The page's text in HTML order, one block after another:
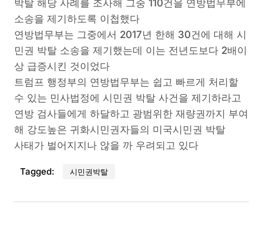
박탈 해당 사례를 조사해 그중 110건을 연방법무부에
소송을 제기하도록 이첩했다
연방법무부는 그중에서 2017년 한해 30건에 대해 시
민권 박탈 소송을 제기했는데 이는 전년도보다 2배이
상 급증시킨 것이었다
트럼프 행정부의 연방법무부는 쉽고 빠르게 처리할
수 있는 민사법정에 시민권 박탈 사건을 제기하라고
연방 검사들에게 하달하고 광범위한 재량권까지 부여
해 강도높은 귀화시민권자들의 미국시민권 박탈
사태가 벌어지지나 않을 까 우려되고 있다
Tagged: 시민권박탈